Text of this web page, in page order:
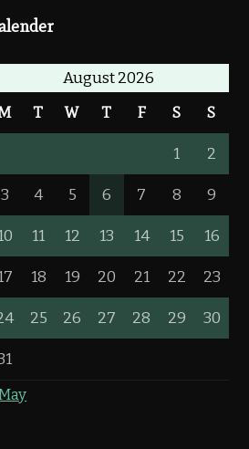
August 2026
T W T F S S
1 2
3 4 5 6 7 8 9
11 12 13 14 15 16
18 19 20 21 22 23
25 26 27 28 29 30